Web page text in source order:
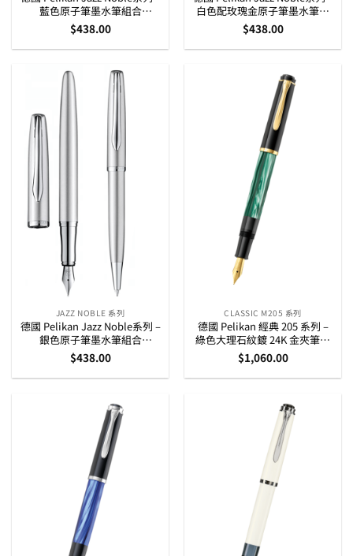
藍色原子筆墨水筆組合
(821902)
$438.00
白色配玫瑰金原子筆墨水筆組
合 (821865)
$438.00
JAZZ NOBLE 系列
德國 Pelikan Jazz Noble系列 –
銀色原子筆墨水筆組合
(821919)
$438.00
CLASSIC M205 系列
德國 Pelikan 經典 205 系列 –
綠色大理石紋鍍 24K 金夾筆桿
上墨墨水筆
$1,060.00